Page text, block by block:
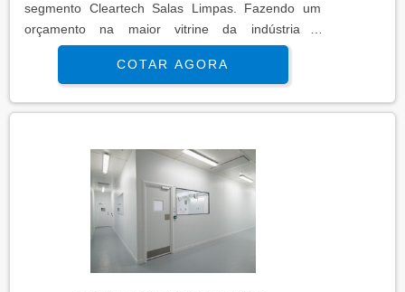
segmento Cleartech Salas Limpas. Fazendo um
orçamento na maior vitrine da indústria e
conhecendo a maior referência no mercado em
seu proprio segmento.MAIS INFORMAÇÕES
INTERESSANTES SOBRE PREÇO DE
MONTAGEM DE ISOPAINELSe alguém quer achar
qualificada consegue encontrar o site da Cleartech
Salas Limpas. É possível en...
COTAR AGORA